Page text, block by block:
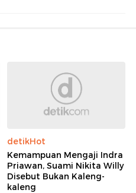
detikHot
Kemampuan Mengaji Indra
Priawan, Suami Nikita Willy
Disebut Bukan Kaleng-
kaleng